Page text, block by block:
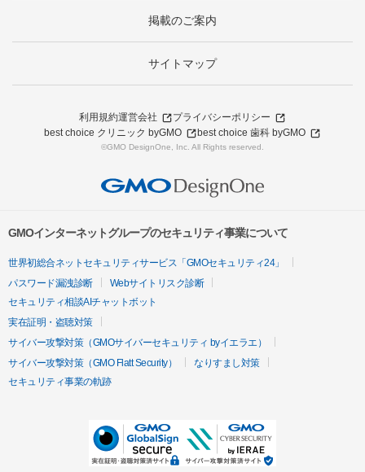
掲載のご案内
サイトマップ
利用規約運営会社
プライバシーポリシー
best choice クリニック byGMO
best choice 歯科 byGMO
©GMO DesignOne, Inc. All Rights reserved.
GMOインターネットグループのセキュリティ事業について
世界初総合ネットセキュリティサービス「GMOセキュリティ24」
パスワード漏洩診断
Webサイトリスク診断
セキュリティ相談AIチャットボット
実在証明・盗聴対策
サイバー攻撃対策（GMOサイバーセキュリティ byイエラエ）
サイバー攻撃対策（GMO Flatt Security）
なりすまし対策
セキュリティ事業の軌跡